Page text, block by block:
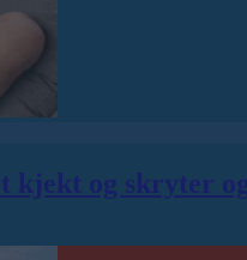
kjekt og skryter